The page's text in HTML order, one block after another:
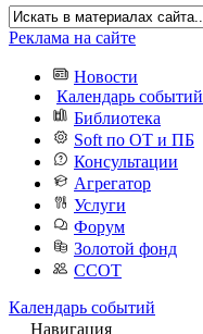
Реклама на сайте
Новости
Календарь событий
Библиотека
Soft по ОТ и ПБ
Консультации
Агрегатор
Услуги
Форум
Золотой фонд
ССОТ
Календарь событий
Навигация